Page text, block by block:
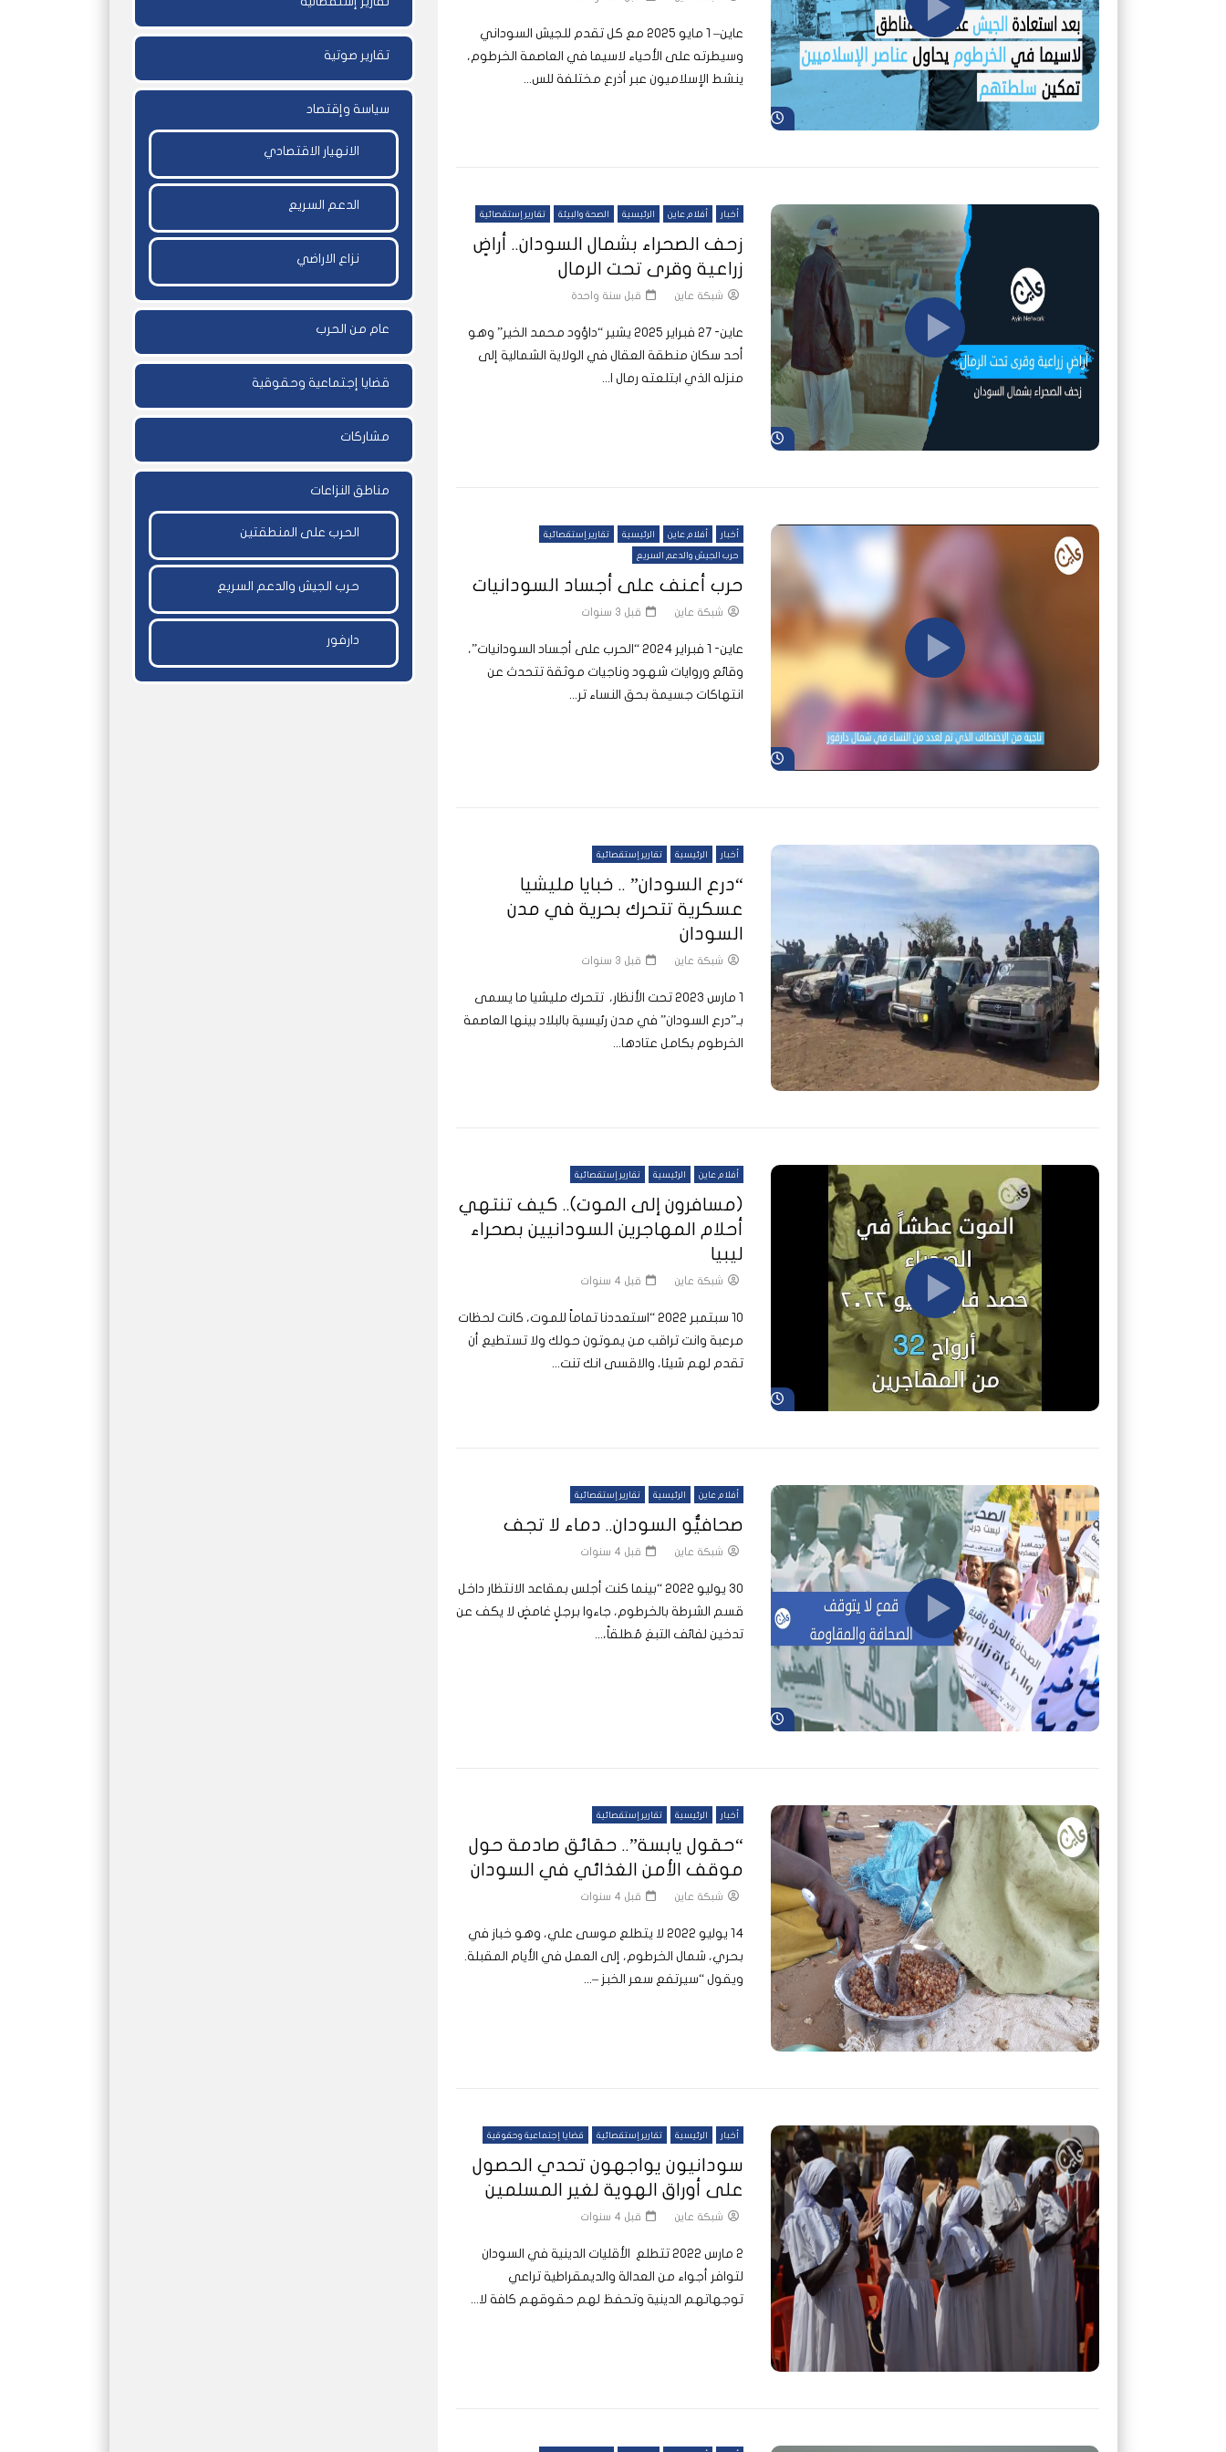
عاين– 1 مايو 2025 مع كل تقدم للجيش السوداني
وسيطرته على الأحياء لاسيما في العاصمة الخرطوم،
ينشط الإسلاميون عبر أذرع مختلفة للس...
أخبار أفلام عاين الرئيسية الصحة والبيئة تقارير إستقصائية
زحف الصحراء بشمال السودان.. أراضٍ
زراعية وقرى تحت الرمال
شبكة عاين قبل سنة واحدة
عاين- 27 فبراير 2025 يشير “داؤود محمد الخير” وهو
أحد سكان منطقة العقال في الولاية الشمالية إلى
منزله الذي ابتلعته رمال ا...
أخبار أفلام عاين الرئيسية تقارير إستقصائية
حرب الجيش والدعم السريع
حرب أعنف على أجساد السودانيات
شبكة عاين قبل 3 سنوات
عاين- 1 فبراير 2024 “الحرب على أجساد السودانيات”،
وقائع وروايات شهود وناجيات موثقة تتحدث عن
انتهاكات جسيمة بحق النساء تر...
أخبار الرئيسية تقارير إستقصائية
“درع السودان” .. خبايا مليشيا
عسكرية تتحرك بحرية في مدن
السودان
شبكة عاين قبل 3 سنوات
1 مارس 2023 تحت الأنظار، تتحرك مليشيا ما يسمى
بـ”درع السودان” في مدن رئيسية بالبلاد بينها العاصمة
الخرطوم بكامل عتادها...
أفلام عاين الرئيسية تقارير إستقصائية
(مسافرون إلى الموت).. كيف تنتهي
أحلام المهاجرين السودانيين بصحراء
ليبيا
شبكة عاين قبل 4 سنوات
10 سبتمبر 2022 “استعددنا تماماً للموت، كانت لحظات
مرعبة وانت تراقب من يموتون حولك ولا تستطيع أن
تقدم لهم شيئا، والاقسى انك تنت...
أفلام عاين الرئيسية تقارير إستقصائية
صحافيُّو السودان.. دماء لا تجف
شبكة عاين قبل 4 سنوات
30 يوليو 2022 “بينما كنت أجلس بمقاعد الانتظار داخل
قسم الشرطة بالخرطوم، جاءوا برجلٍ غامضٍ لا يكف عن
تدخين لفائف التبغ مُطلقاً،...
أخبار الرئيسية تقارير إستقصائية
“حقول يابسة”.. حقائق صادمة حول
موقف الأمن الغذائي في السودان
شبكة عاين قبل 4 سنوات
14 يوليو 2022 لا يتطلع موسى علي، وهو خباز في
بحري، شمال الخرطوم، إلى العمل في الأيام المقبلة.
ويقول “سيرتفع سعر الخبز –...
أخبار الرئيسية تقارير إستقصائية قضايا إجتماعية وحقوقية
سودانيون يواجهون تحدي الحصول
على أوراق الهوية لغير المسلمين
شبكة عاين قبل 4 سنوات
2 مارس 2022 ‫تتطلع الأقليات الدينية في السودان
لتوافر أجواء من العدالة والديمقراطية تراعي
توجهاتهم الدينية وتحفظ لهم حقوقهم كافة لا...
تقارير صوتية
سياسة وإقتصاد
الانهيار الاقتصادي
الدعم السريع
نزاع الاراضي
عام من الحرب
قضايا إجتماعية وحقوقية
مشاركات
مناطق النزاعات
الحرب على المنطقتين
حرب الجيش والدعم السريع
دارفور